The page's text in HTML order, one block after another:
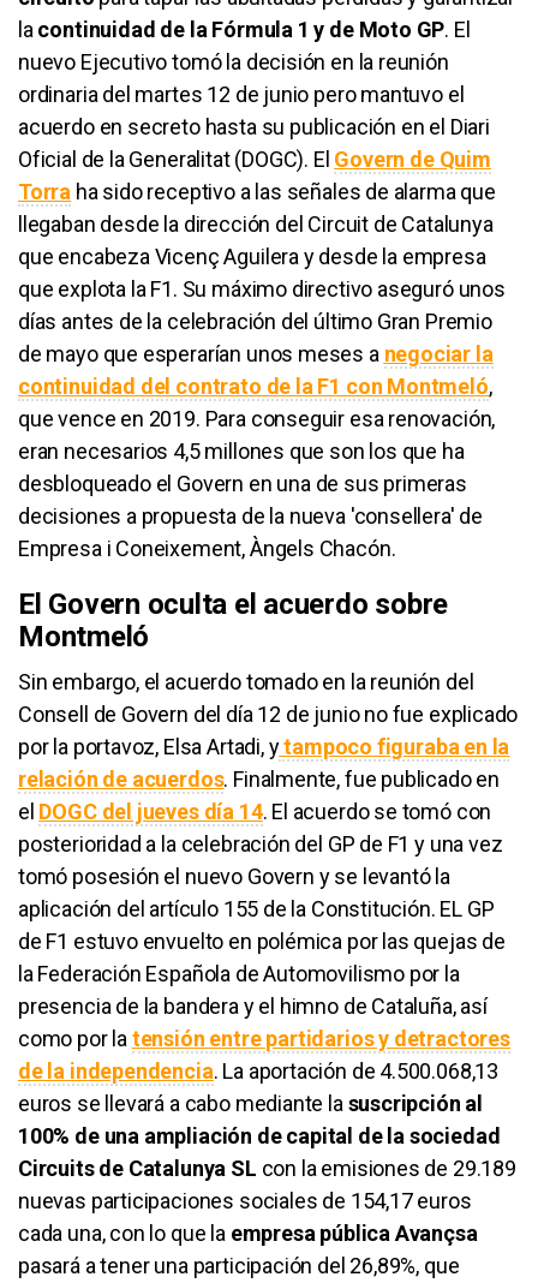
la continuidad de la Fórmula 1 y de Moto GP. El
nuevo Ejecutivo tomó la decisión en la reunión
ordinaria del martes 12 de junio pero mantuvo el
acuerdo en secreto hasta su publicación en el Diari
Oficial de la Generalitat (DOGC). El Govern de Quim
Torra ha sido receptivo a las señales de alarma que
llegaban desde la dirección del Circuit de Catalunya
que encabeza Vicenç Aguilera y desde la empresa
que explota la F1. Su máximo directivo aseguró unos
días antes de la celebración del último Gran Premio
de mayo que esperarían unos meses a negociar la
continuidad del contrato de la F1 con Montmeló,
que vence en 2019. Para conseguir esa renovación,
eran necesarios 4,5 millones que son los que ha
desbloqueado el Govern en una de sus primeras
decisiones a propuesta de la nueva 'consellera' de
Empresa i Coneixement, Àngels Chacón.
El Govern oculta el acuerdo sobre
Montmeló
Sin embargo, el acuerdo tomado en la reunión del
Consell de Govern del día 12 de junio no fue explicado
por la portavoz, Elsa Artadi, ytampoco figuraba en la
relación de acuerdos. Finalmente, fue publicado en
el DOGC del jueves día 14. El acuerdo se tomó con
posterioridad a la celebración del GP de F1 y una vez
tomó posesión el nuevo Govern y se levantó la
aplicación del artículo 155 de la Constitución. EL GP
de F1 estuvo envuelto en polémica por las quejas de
la Federación Española de Automovilismo por la
presencia de la bandera y el himno de Cataluña, así
como por la tensión entre partidarios y detractores
de la independencia. La aportación de 4.500.068,13
euros se llevará a cabo mediante la suscripción al
100% de una ampliación de capital de la sociedad
Circuits de Catalunya SL con la emisiones de 29.189
nuevas participaciones sociales de 154,17 euros
cada una, con lo que la empresa pública Avançsa
pasará a tener una participación del 26,89%, que